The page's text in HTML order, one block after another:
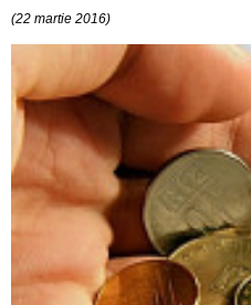
(22 martie 2016)